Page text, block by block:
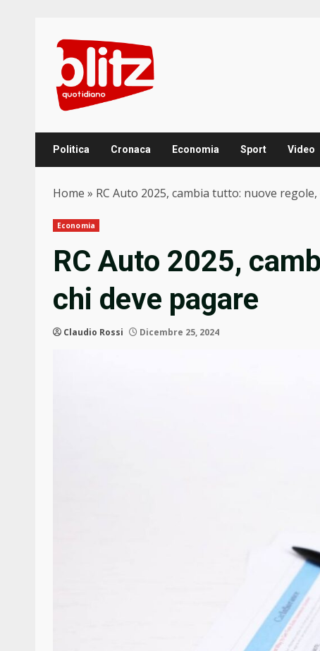
content
Politica Cronaca Economia Sport Video
Home » RC Auto 2025, cambia tutto: nuove
Economia
RC Auto 2025,
chi deve pagare
Claudio Rossi Dicembre 25, 2024